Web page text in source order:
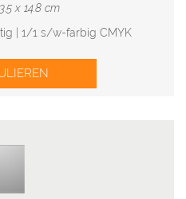
x 14.8 cm
| 1/1 s/w-farbig CMYK